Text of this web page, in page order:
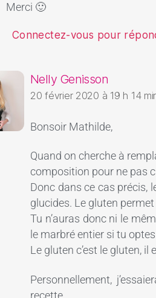
Merci 🙂
Connectez-vous pour
Nelly Genisson
20 février 2020 à 19 h 14
Bonsoir Mathilde,
Quand on cherche à
composition pour ne pas
Donc dans ce cas précis,
glucides. Le gluten
Tu n’auras donc ni le
le marbré entier si tu
Le gluten c’est le gluten,
Personnellement,
recette.